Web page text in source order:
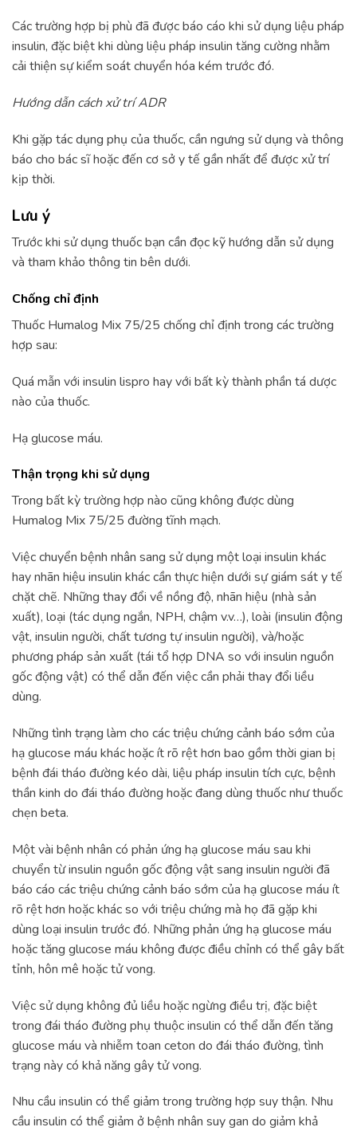
Các trường hợp bị phù đã được báo cáo khi sử dụng liệu pháp
insulin, đặc biệt khi dùng liệu pháp insulin tăng cường nhằm
cải thiện sự kiểm soát chuyển hóa kém trước đó.
Hướng dẫn cách xử trí ADR
Khi gặp tác dụng phụ của thuốc, cần ngưng sử dụng và thông
báo cho bác sĩ hoặc đến cơ sở y tế gần nhất để được xử trí
kịp thời.
Lưu ý
Trước khi sử dụng thuốc bạn cần đọc kỹ hướng dẫn sử dụng
và tham khảo thông tin bên dưới.
Chống chỉ định
Thuốc Humalog Mix 75/25 chống chỉ định trong các trường
hợp sau:
Quá mẫn với insulin lispro hay với bất kỳ thành phần tá dược
nào của thuốc.
Hạ glucose máu.
Thận trọng khi sử dụng
Trong bất kỳ trường hợp nào cũng không được dùng
Humalog Mix 75/25 đường tĩnh mạch.
Việc chuyển bệnh nhân sang sử dụng một loại insulin khác
hay nhãn hiệu insulin khác cần thực hiện dưới sự giám sát y tế
chặt chẽ. Những thay đổi về nồng độ, nhãn hiệu (nhà sản
xuất), loại (tác dụng ngắn, NPH, chậm v.v…), loài (insulin động
vật, insulin người, chất tương tự insulin người), và/hoặc
phương pháp sản xuất (tái tổ hợp DNA so với insulin nguồn
gốc động vật) có thể dẫn đến việc cần phải thay đổi liều
dùng.
Những tình trạng làm cho các triệu chứng cảnh báo sớm của
hạ glucose máu khác hoặc ít rõ rệt hơn bao gồm thời gian bị
bệnh đái tháo đường kéo dài, liệu pháp insulin tích cực, bệnh
thần kinh do đái tháo đường hoặc đang dùng thuốc như thuốc
chẹn beta.
Một vài bệnh nhân có phản ứng hạ glucose máu sau khi
chuyển từ insulin nguồn gốc động vật sang insulin người đã
báo cáo các triệu chứng cảnh báo sớm của hạ glucose máu ít
rõ rệt hơn hoặc khác so với triệu chứng mà họ đã gặp khi
dùng loại insulin trước đó. Những phản ứng hạ glucose máu
hoặc tăng glucose máu không được điều chỉnh có thể gây bất
tỉnh, hôn mê hoặc tử vong.
Việc sử dụng không đủ liều hoặc ngừng điều trị, đặc biệt
trong đái tháo đường phụ thuộc insulin có thể dẫn đến tăng
glucose máu và nhiễm toan ceton do đái tháo đường, tình
trạng này có khả năng gây tử vong.
Nhu cầu insulin có thể giảm trong trường hợp suy thận. Nhu
cầu insulin có thể giảm ở bệnh nhân suy gan do giảm khả